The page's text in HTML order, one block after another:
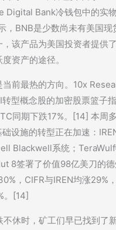
Digital Bank冷钱包中的实
，BNB是少数尚未有美国现
，该产品为美国投资者提供
资产的途径。
当前最热的方向。10x
型概念股的加密股票篮子
同期下跌17%。[14] 本周
设施的转型正在加速：
Blackwell系统；TeraWulf
8签署了价值98亿美刀的德
，CIFR与IREN均涨29%
。[14]
不休时，矿工们早已找到